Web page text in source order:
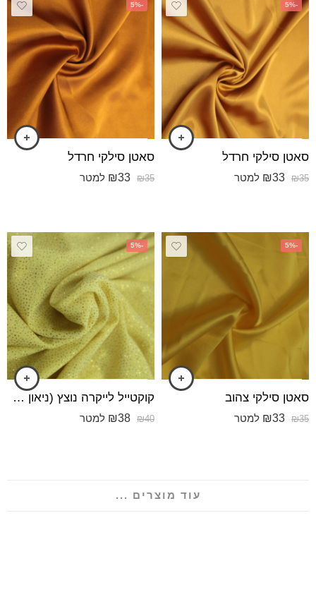
-5%
סאטן סילקי חרדל
₪35
₪33 למטר
-5%
סאטן סילקי חרדל
₪35
₪33 למטר
-5%
סאטן סילקי צהוב
₪35
₪33 למטר
-5%
קוקטייל לייקרה נוצץ (ניאון מנצנץ) צהוב מבריק
₪40
₪38 למטר
עוד מוצרים ...